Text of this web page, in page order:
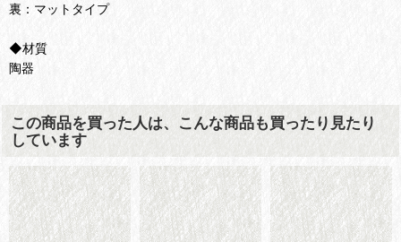
裏：マットタイプ
◆材質
陶器
この商品を買った人は、こんな商品も買ったり見たり
しています